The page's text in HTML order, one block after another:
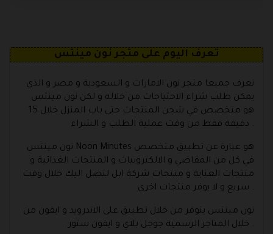
تعرف اليوم على متجر نون مينتس
نعرف جميعا متجر نون الامارات و السعودية و مصر و الذي
يمكن طلب شراء الاحتياجات من خلاله و لكن نون مينتس
هو متخصص في شحن المنتجات حتى باب المنزل خلال 15
دقيقة فقط من وقت عملية الطلب و الشراء .
نون مينتس Noon Minutes هو عبارة عن تطبيق متخصص
في كل من المقاضي و الالكترونيات و المنتجات الغذائية و
منتجات العناية و منتجات شركة ابل لتصل اليك خلال وقت
سريع و لا يوفر منتجات اخرى .
نون مينتس يتوفر من خلال تطبيق على الاندرويد و ايفون من
خلال المتاجر الرسمية جوجل بلاي و ايفون ستور .